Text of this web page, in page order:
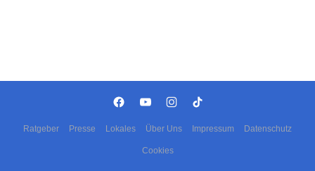
Ratgeber Presse Lokales Über Uns Impressum Datenschutz
Cookies